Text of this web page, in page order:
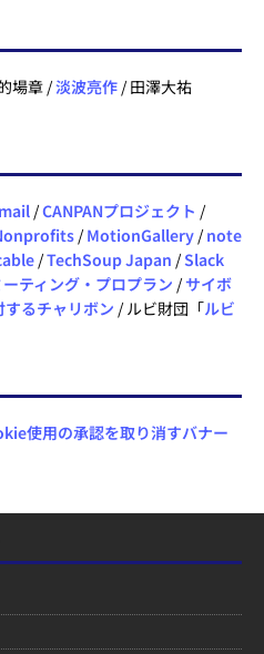
場章 /淡波亮作 / 田澤大祐
/CANPANプロジェクト /
/ MotionGallery / note
/TechSoup Japan /Slack
ティング・プロプラン /サイボ
するチャリボン / ルビ財団「ルビ
使用の承認を取り消すバナー